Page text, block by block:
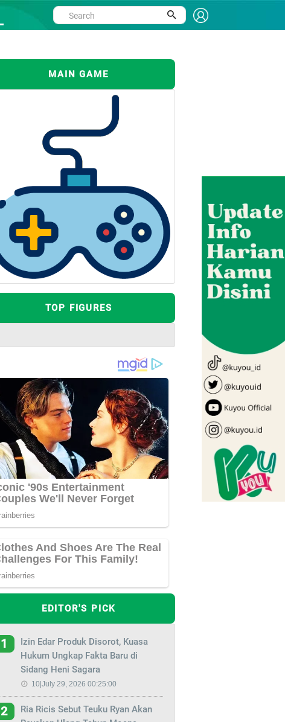
MAIN GAME
TOP FIGURES
EDITOR'S PICK
1
Izin Edar Produk Disorot, Kuasa
Hukum Ungkap Fakta Baru di
Sidang Heni Sagara
10|July 29, 2026 00:25:00
2
Ria Ricis Sebut Teuku Ryan Akan